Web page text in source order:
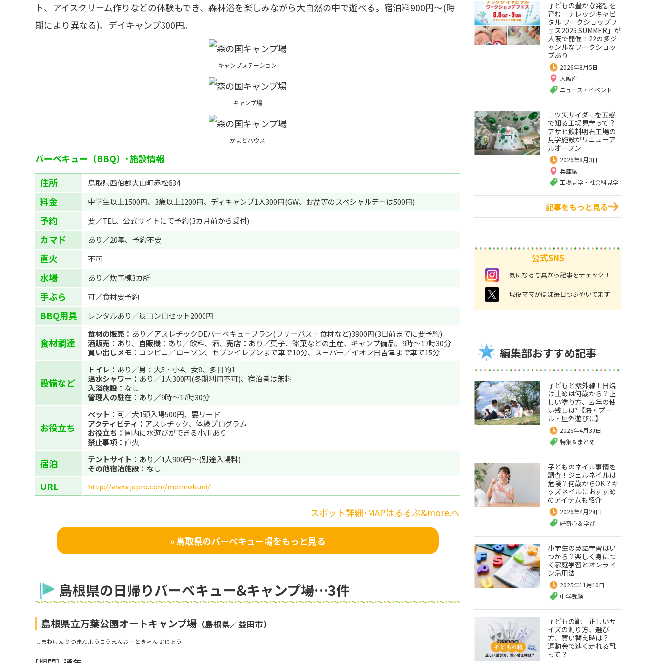
ト、アイスクリーム作りなどの体験もでき、森林浴を楽しみながら大自然の中で遊べる。宿泊料900円～(時
期により異なる)、デイキャンプ300円。
キャンプステーション
キャンプ場
かまどハウス
バーベキュー（BBQ）･施設情報
住所
鳥取県西伯郡大山町赤松634
料金 中学生以上1500円、3歳以上1200円、ディキャンプ1人300円(GW、お盆等のスペシャルデーは500円)
予約 要／TEL、公式サイトにて予約(3カ月前から受付)
カマド あり／20基、予約不要
直火 不可
水場 あり／炊事棟3カ所
手ぶら 可／食材要予約
BBQ用具 レンタルあり／炭コンロセット2000円
食材調達
食材の販売： あり／アスレチックDEバーベキュープラン(フリーパス＋食材など)3900円(3日前までに要予約)
酒販売： あり、 自販機： あり／飲料、酒、 売店： あり／菓子、銘菓などの土産、キャンプ備品、9時～17時30分
買い出しメモ： コンビニ／ローソン、セブンイレブンまで車で10分、スーパー／イオン日吉津まで車で15分
設備など
トイレ： あり／男：大5・小4、女8、多目的1
温水シャワー： あり／1人300円(冬期利用不可)、宿泊者は無料
入浴施設： なし
管理人の駐在： あり／9時～17時30分
お役立ち
ペット： 可／犬1頭入場500円、要リード
アクティビティ： アスレチック、体験プログラム
お役立ち： 園内に水遊びができる小川あり
禁止事項： 直火
宿泊 テントサイト： あり／1人900円～(別途入場料)
その他宿泊施設： なし
URL http://www.japro.com/morinokuni/
スポット詳細･MAPはるるぶ&more.へ
» 鳥取県のバーベキュー場をもっと見る
島根県の日帰りバーベキュー&キャンプ場…3件
島根県立万葉公園オートキャンプ場 （島根県／益田市）
しまねけんりつまんようこうえんおーときゃんぷじょう
子どもの豊かな発想を
育む「ナレッジキャピ
タル ワークショップフ
ェス2026 SUMMER」が
大阪で開催！22の多ジ
ャンルなワークショッ
プあり
2026年8月5日
大阪府
ニュース・イベント
三ツ矢サイダーを五感
で知る工場見学って？
アサヒ飲料明石工場の
見学施設がリニューア
ルオープン
2026年8月3日
兵庫県
工場見学・社会科見学
記事をもっと見る
公式SNS
instagram 気になる写真から記事をチェック！
twitter 現役ママがほぼ毎日つぶやいてます
編集部おすすめ記事
子どもと紫外線！日焼
け止めは何歳から？正
しい塗り方、去年の使
い残しは?【海・プー
ル・屋外遊びに】
2026年4月30日
特集＆まとめ
子どものネイル事情を
調査！ジェルネイルは
危険？何歳からOK？キ
ッズネイルにおすすめ
のアイテムも紹介
2026年4月24日
好奇心＆学び
小学生の英語学習はい
つから？楽しく身につ
く家庭学習とオンライ
ン活用法
2025年11月10日
中学受験
子どもの靴 正しいサ
イズの測り方、選び
方、買い替え時は？
運動会で速く走れる靴
って？